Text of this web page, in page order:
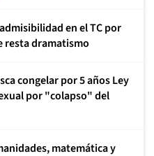
en el TC por
resta dramatismo
congelar por 5 años Ley
por "colapso" del
matemática y